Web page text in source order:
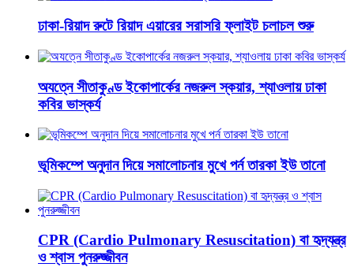
ঢাকা-রিয়াদ রুটে রিয়াদ এয়ারের সরাসরি ফ্লাইট চলাচল শুরু
অযত্নে সীতাকুণ্ড ইকোপার্কের নজরুল স্কয়ার, শ্যাওলায় ঢাকা
কবির ভাস্কর্য
ভূমিকম্পে অনুদান দিয়ে সমালোচনার মুখে পর্ন তারকা ইউ তানো
CPR (Cardio Pulmonary Resuscitation) বা হৃদ্‌যন্ত্র
ও শ্বাস পুনরুজ্জীবন